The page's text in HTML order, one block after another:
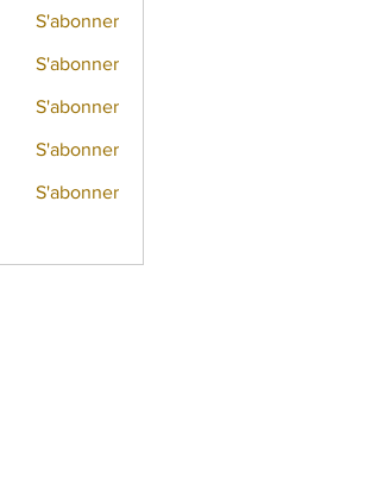
S'abonner
S'abonner
S'abonner
S'abonner
S'abonner